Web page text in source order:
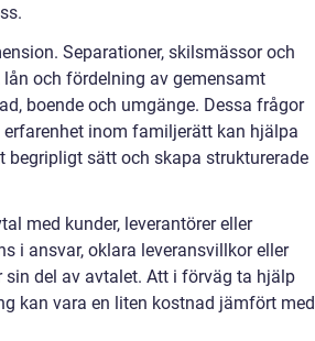
Separationer, skilsmässor och
och fördelning av gemensamt
boende och umgänge. Dessa frågor
inom familjerätt kan hjälpa
sätt och skapa strukturerade
med kunder, leverantörer eller
i ansvar, oklara leveransvillkor eller
del av avtalet. Att i förväg ta hjälp
kan vara en liten kostnad jämfört med